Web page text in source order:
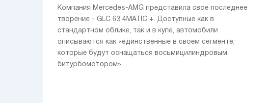
Компания Mercedes-AMG представила свое последнее
творение - GLC 63 4MATIC +. Доступные как в
стандартном облике, так и в купе, автомобили
описываются как «единственные в своем сегменте,
которые будут оснащаться восьмицилиндровым
битурбомотором». ...